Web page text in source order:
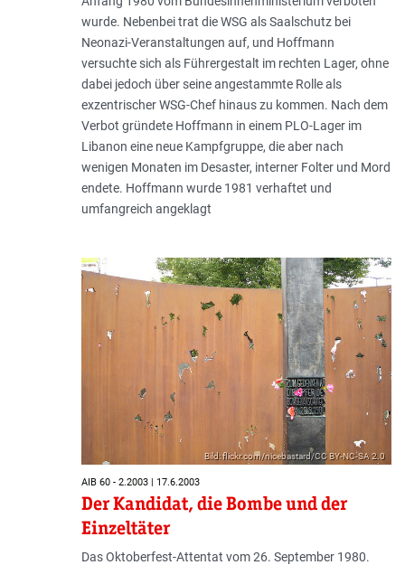
wurde. Nebenbei trat die WSG als Saalschutz bei
Neonazi-Veranstaltungen auf, und Hoffmann
versuchte sich als Führergestalt im rechten Lager, ohne
dabei jedoch über seine angestammte Rolle als
exzentrischer WSG-Chef hinaus zu kommen. Nach dem
Verbot gründete Hoffmann in einem PLO-Lager im
Libanon eine neue Kampfgruppe, die aber nach
wenigen Monaten im Desaster, interner Folter und Mord
endete. Hoffmann wurde 1981 verhaftet und
umfangreich angeklagt
Bild: flickr.com/nicebastard/CC BY-NC-SA 2.0
AIB 60 - 2.2003 | 17.6.2003
Der Kandidat, die Bombe und der
Einzeltäter
Das Oktoberfest-Attentat vom 26. September 1980.